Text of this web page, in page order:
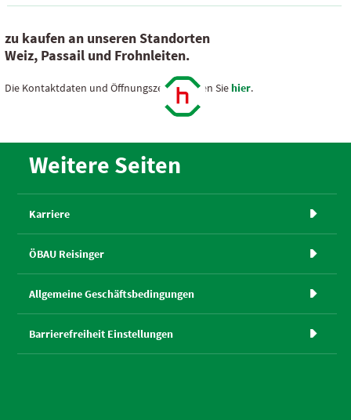
zu kaufen an unseren Standorten
Weiz, Passail und Frohnleiten.
Die Kontaktdaten und Öffnungszeiten finden Siehier.
Weitere Seiten
Karriere 
ÖBAU Reisinger 
Allgemeine Geschäftsbedingungen 
Barrierefreiheit Einstellungen 